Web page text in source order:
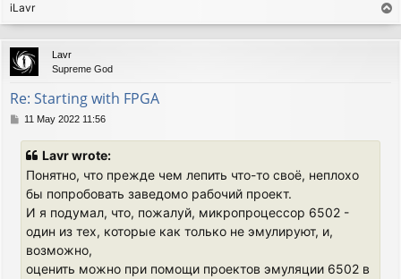
iLavr
o
p
Lavr
Supreme God
Re: Starting with FPGA
P11 May 2022 11:56
Lavr wrote:
Понятно, что прежде чем лепить что-то своё, неплохо
бы попробовать заведомо рабочий проект.
И я подумал, что, пожалуй, микропроцессор 6502 -
один из тех, которые как только не эмулируют, и,
возможно,
оценить можно при помощи проектов эмуляции 6502 в